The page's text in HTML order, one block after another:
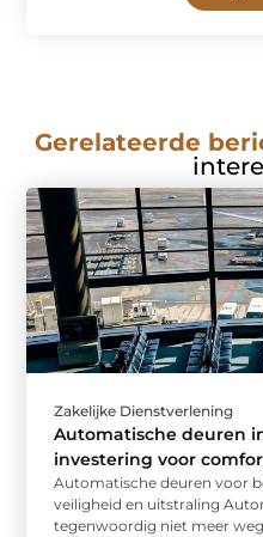
Gerelateerde
Zakelijke Dienstverlening
Automatische deuren
investering voor
Automatische deuren voor
veiligheid en uitstraling
tegenwoordig niet meer